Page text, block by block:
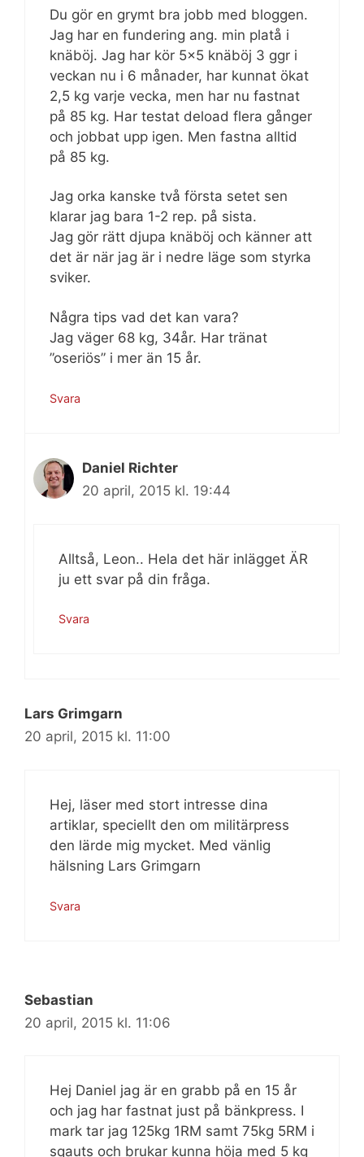
Du gör en grymt bra jobb med bloggen.
Jag har en fundering ang. min platå i
knäböj. Jag har kör 5×5 knäböj 3 ggr i
veckan nu i 6 månader, har kunnat ökat
2,5 kg varje vecka, men har nu fastnat
på 85 kg. Har testat deload flera gånger
och jobbat upp igen. Men fastna alltid
på 85 kg.
Jag orka kanske två första setet sen
klarar jag bara 1-2 rep. på sista.
Jag gör rätt djupa knäböj och känner att
det är när jag är i nedre läge som styrka
sviker.
Några tips vad det kan vara?
Jag väger 68 kg, 34år. Har tränat
”oseriös” i mer än 15 år.
Svara
Daniel Richter
20 april, 2015 kl. 19:44
Alltså, Leon.. Hela det här inlägget ÄR
ju ett svar på din fråga.
Svara
Lars Grimgarn
20 april, 2015 kl. 11:00
Hej, läser med stort intresse dina
artiklar, speciellt den om militärpress
den lärde mig mycket. Med vänlig
hälsning Lars Grimgarn
Svara
Sebastian
20 april, 2015 kl. 11:06
Hej Daniel jag är en grabb på en 15 år
och jag har fastnat just på bänkpress. I
mark tar jag 125kg 1RM samt 75kg 5RM i
sqauts och brukar kunna höja med 5 kg